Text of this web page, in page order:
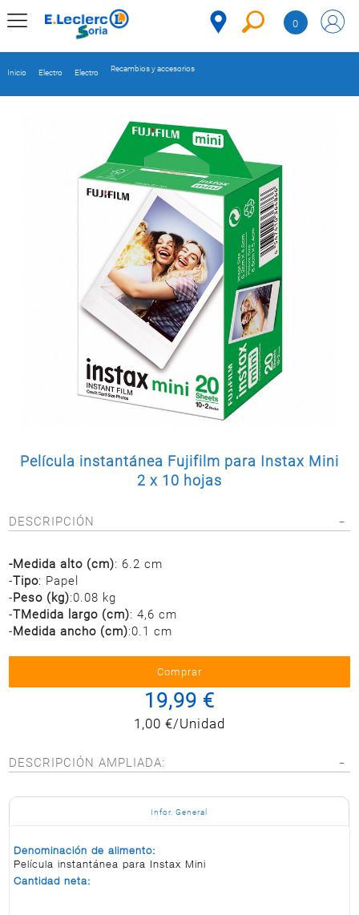
Código
Postal
0
CORPORATIVO
MERCADO
LIMPIEZA
Y HOGAR
ELECTRO
Inicio Electro Electro Recambios y accesorios
Película instantánea Fujifilm para Instax Mini
2 x 10 hojas
DESCRIPCIÓN
-Medida alto (cm): 6.2 cm
-Tipo: Papel
-Peso (kg):0.08 kg
-TMedida largo (cm): 4,6 cm
-Medida ancho (cm):0.1 cm
19,99 €
1,00 €/Unidad
DESCRIPCIÓN AMPLIADA:
Infor. General
Denominación de alimento:
Película instantánea para Instax Mini
Cantidad neta: